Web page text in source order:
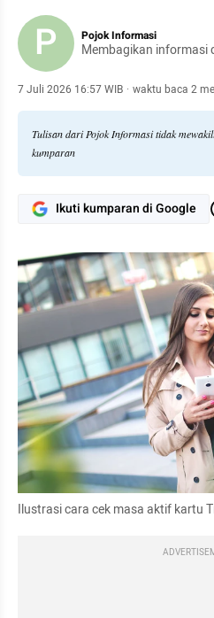
P Pojok Informasi
Membagikan informasi
7 Juli 2026 16:57 WIB · waktu baca 2
Tulisan dari Pojok Informasi tidak
kumparan
Ikuti kumparan di Google
Ilustrasi cara cek masa aktif kartu